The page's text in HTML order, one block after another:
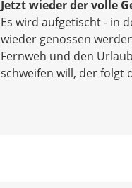
Jetzt wieder der volle
Es wird aufgetischt - in
wieder genossen
Fernweh und den
schweifen will, der folgt